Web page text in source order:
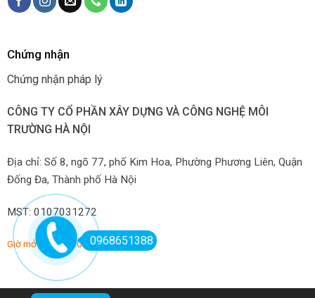
Chứng nhận
Chứng nhận pháp lý
CÔNG TY CỔ PHẦN XÂY DỰNG VÀ CÔNG NGHỆ MÔI
TRƯỜNG HÀ NỘI
Địa chỉ: Số 8, ngõ 77, phố Kim Hoa, Phường Phương Liên, Quận
Đống Đa, Thành phố Hà Nội
MST: 0107031272
Giờ mở hàng: 7:00-22:00 hàng ngày
0968651388